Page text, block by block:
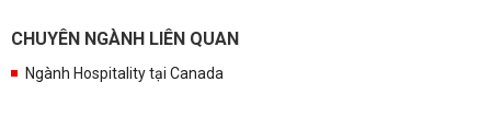
CHUYÊN NGÀNH LIÊN QUAN
Ngành Hospitality tại Canada